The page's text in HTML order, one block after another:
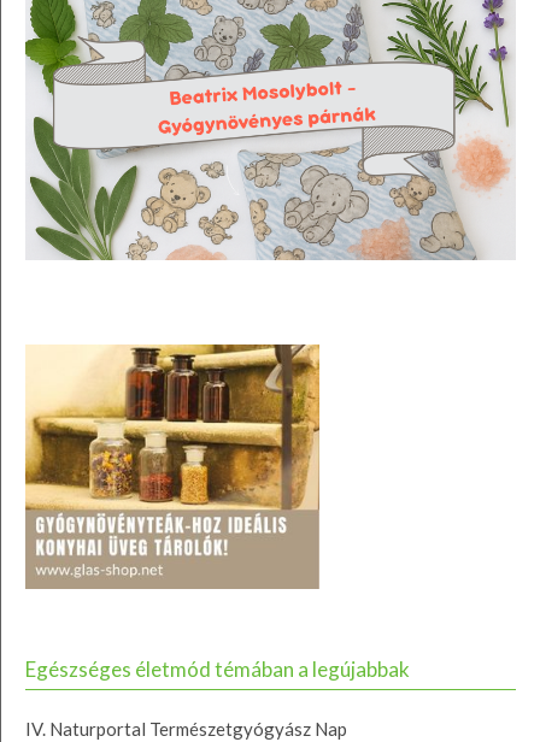
Egészséges életmód témában a legújabbak
IV. Naturportal Természetgyógyász Nap